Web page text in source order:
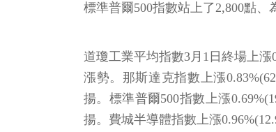
標準普爾500指數站上了2,800點、
道瓊工業平均指數3月1日終場上漲
漲勢。那斯達克指數上漲
揚。標準普爾500指數上漲
揚。費城半導體指數上漲